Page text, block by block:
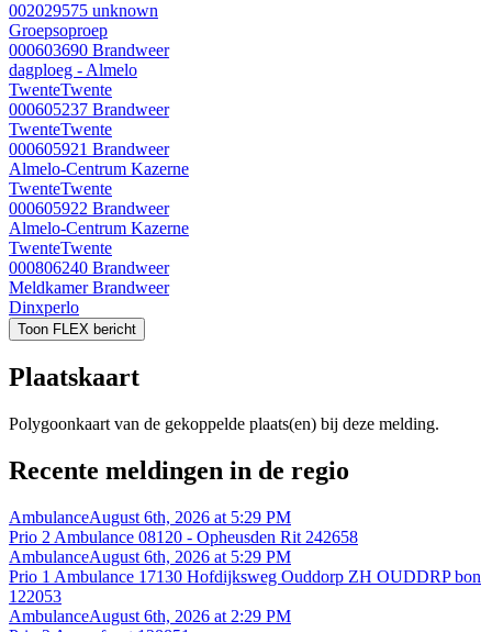
002029575 unknown
Groepsoproep
000603690 Brandweer
dagploeg - Almelo
TwenteTwente
000605237 Brandweer
TwenteTwente
000605921 Brandweer
Almelo-Centrum Kazerne
TwenteTwente
000605922 Brandweer
Almelo-Centrum Kazerne
TwenteTwente
000806240 Brandweer
Meldkamer Brandweer
Dinxperlo
Toon FLEX bericht
Plaatskaart
Polygoonkaart van de gekoppelde plaats(en) bij deze melding.
Recente meldingen in de regio
AmbulanceAugust 6th, 2026 at 5:29 PM
Prio 2 Ambulance 08120 - Opheusden Rit 242658
AmbulanceAugust 6th, 2026 at 5:29 PM
Prio 1 Ambulance 17130 Hofdijksweg Ouddorp ZH OUDDRP bon
122053
AmbulanceAugust 6th, 2026 at 2:29 PM